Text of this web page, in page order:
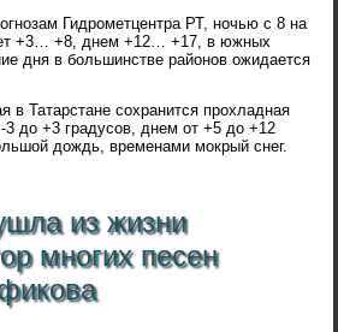
Гидрометцентра РТ, ночью с 8 на
+3… +8, днем +12… +17, в южных
дня в большинстве районов ожидается
в Татарстане сохранится прохладная
3 до +3 градусов, днем от +5 до +12
дождь, временами мокрый снег.
из жизни
многих песен